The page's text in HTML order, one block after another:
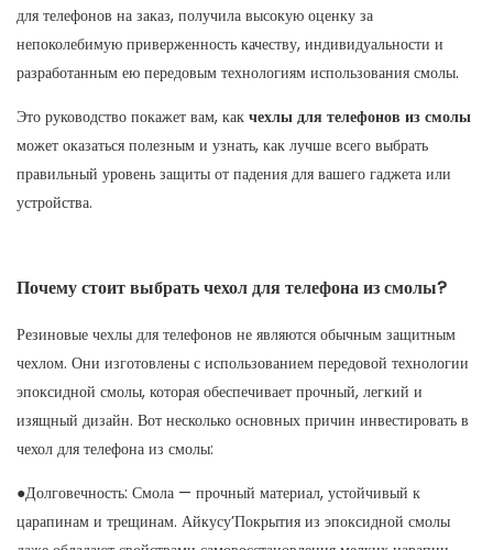
для телефонов на заказ, получила высокую оценку за
непоколебимую приверженность качеству, индивидуальности и
разработанным ею передовым технологиям использования смолы.
Это руководство покажет вам, как чехлы для телефонов из смолы
может оказаться полезным и узнать, как лучше всего выбрать
правильный уровень защиты от падения для вашего гаджета или
устройства.
Почему стоит выбрать чехол для телефона из смолы?
Резиновые чехлы для телефонов не являются обычным защитным
чехлом. Они изготовлены с использованием передовой технологии
эпоксидной смолы, которая обеспечивает прочный, легкий и
изящный дизайн. Вот несколько основных причин инвестировать в
чехол для телефона из смолы:
●Долговечность: Смола — прочный материал, устойчивый к
царапинам и трещинам. Айкусу’Покрытия из эпоксидной смолы